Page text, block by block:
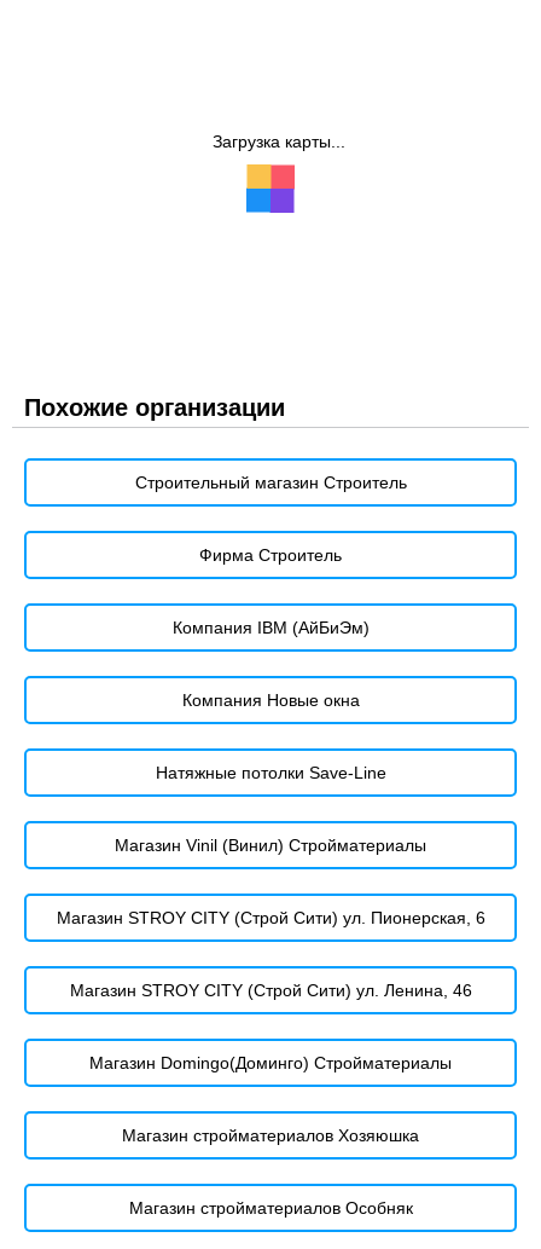
Загрузка карты...
Похожие организации
Строительный магазин Строитель
Фирма Строитель
Компания IBM (АйБиЭм)
Компания Новые окна
Натяжные потолки Save-Line
Магазин Vinil (Винил) Стройматериалы
Магазин STROY CITY (Строй Сити) ул. Пионерская, 6
Магазин STROY CITY (Строй Сити) ул. Ленина, 46
Магазин Domingo(Доминго) Стройматериалы
Магазин стройматериалов Хозяюшка
Магазин стройматериалов Особняк